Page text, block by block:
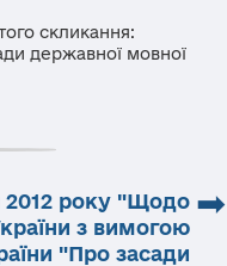
скликання:
державної мовної
➡
2012 року "Щодо
з вимогою
"Про засади